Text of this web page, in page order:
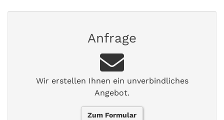
Anfrage
Wir erstellen Ihnen ein unverbindliches
Angebot.
Zum Formular